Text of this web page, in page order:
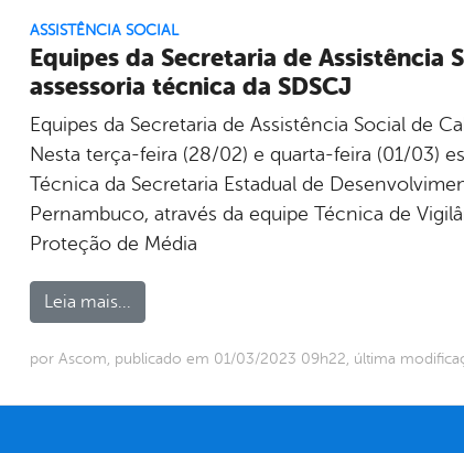
ASSISTÊNCIA SOCIAL
Equipes da Secretaria de
assessoria técnica da SDSCJ
Equipes da Secretaria de Assistência Social de
Nesta terça-feira (28/02) e quarta-feira (01/03)
Técnica da Secretaria Estadual de
Pernambuco, através da equipe Técnica de
Proteção de Média
Leia mais...
por Ascom, publicado em 01/03/2023 09h22, última